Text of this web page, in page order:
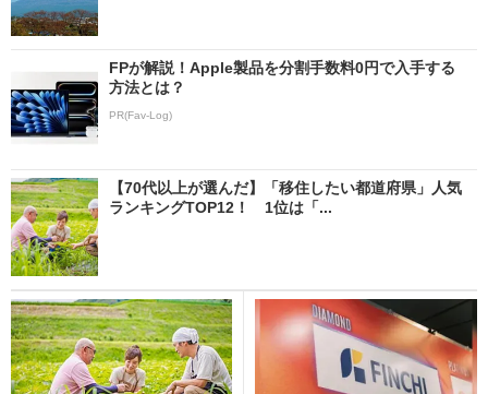
FPが解説！Apple製品を分割手数料0円で入手する
方法とは？
PR(Fav-Log)
【70代以上が選んだ】「移住したい都道府県」人気
ランキングTOP12！ 1位は「...